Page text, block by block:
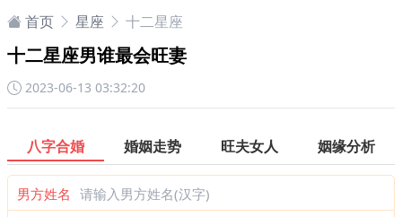
首页 星座 十二星座
十二星座男谁最会旺妻
2023-06-13 03:32:20
八字合婚 婚姻走势 旺夫女人 姻缘分析
男方姓名